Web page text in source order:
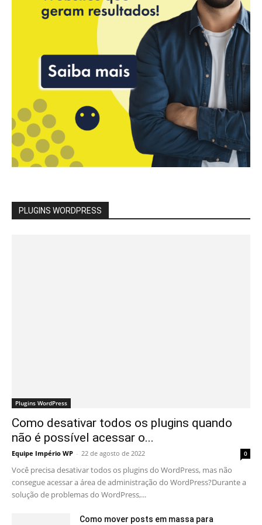
PLUGINS WORDPRESS
Plugins WordPress
Como desativar todos os plugins quando
não é possível acessar o...
Equipe Império WP - 22 de agosto de 2022 0
Você precisa desativar todos os plugins do WordPress, mas não
consegue acessar a área de administração do WordPress?Durante a
solução de problemas do WordPress,...
Como mover posts em massa para